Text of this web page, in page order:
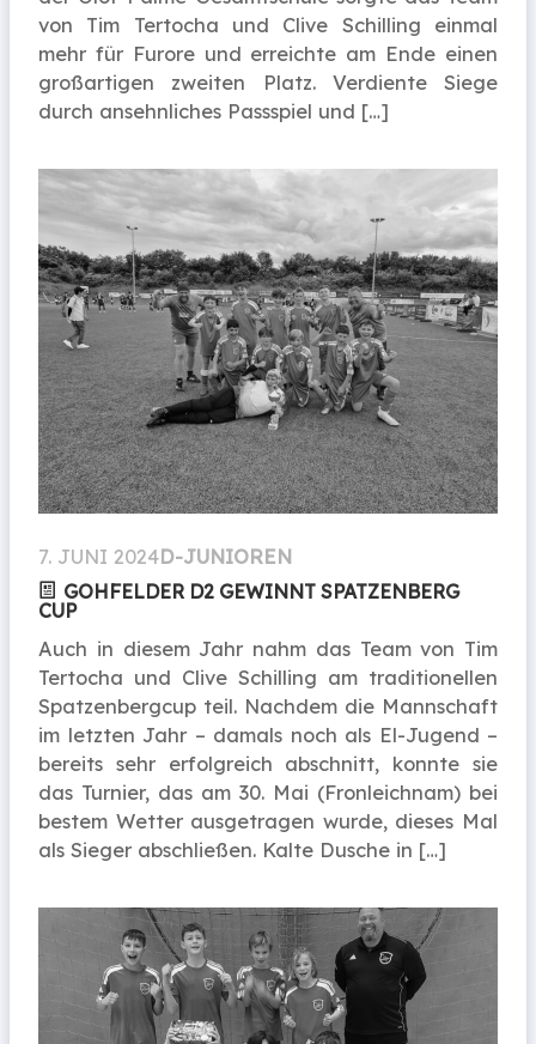
von Tim Tertocha und Clive Schilling einmal
mehr für Furore und erreichte am Ende einen
großartigen zweiten Platz. Verdiente Siege
durch ansehnliches Passspiel und […]
7. JUNI 2024D-JUNIOREN
GOHFELDER D2 GEWINNT SPATZENBERG
CUP
Auch in diesem Jahr nahm das Team von Tim
Tertocha und Clive Schilling am traditionellen
Spatzenbergcup teil. Nachdem die Mannschaft
im letzten Jahr – damals noch als El-Jugend –
bereits sehr erfolgreich abschnitt, konnte sie
das Turnier, das am 30. Mai (Fronleichnam) bei
bestem Wetter ausgetragen wurde, dieses Mal
als Sieger abschließen. Kalte Dusche in […]